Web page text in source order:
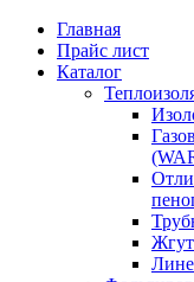
Главная
Прайс лист
Каталог